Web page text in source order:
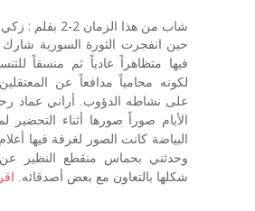
يوم مختلف …
يوم مختلف 3
شاب من هذا الزمان 2-2 بقلم : زكي الدروبي
حين انفجرت الثورة السورية شارك
فيها متظاهراً عادياً ثم منسقاً
لكونه محامياً مدافعاً عن
على نشاطه الدؤوب. أراني عماد
الأيام صوراً صورها أثناء
البياضة كانت الصور لغرفة فيها
وحدثني بحماس منقطع النظير عن
شكلها بالتعاون مع بعض أصدقائه.